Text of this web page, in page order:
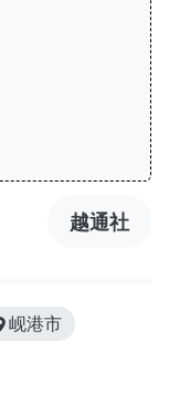
越通社
岘港市